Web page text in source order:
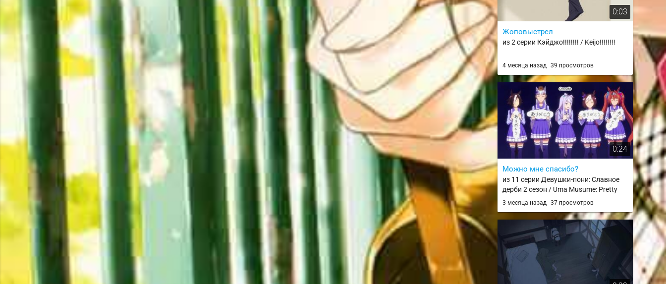
0:03
Жоповыстрел
из 2 серии Кэйджо!!!!!!!! / Keijo!!!!!!!!
4 месяца назад 39 просмотров
0:24
Можно мне спасибо?
из 11 серии Девушки-пони: Славное
дерби 2 сезон / Uma Musume: Pretty
Derby Season 2
3 месяца назад 37 просмотров